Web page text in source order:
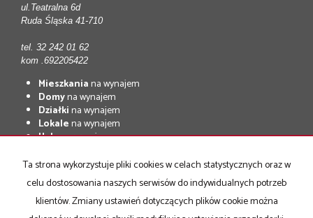
ul.Teatralna 6d
Ruda Śląska 41-710
tel. 32 242 01 62
kom .692205422
Mieszkaniana wynajem
Domyna wynajem
Działkina wynajem
Lokalena wynajem
Halena wynajem
Mieszkania
na sprzedaż
Domyna sprzedaż
Działkina sprzedaż
Lokalena sprzedaż
Ta strona wykorzystuje pliki cookies w celach statystycznych oraz w
celu dostosowania naszych serwisów do indywidualnych potrzeb
klientów. Zmiany ustawień dotyczących plików cookie można